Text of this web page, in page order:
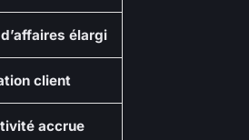
élargi
client
accrue